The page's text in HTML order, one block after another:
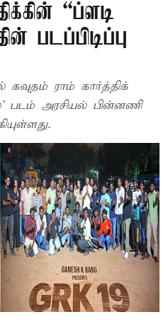
“ப்ளடி
படப்பிடிப்பு
ராம் கார்த்திக்